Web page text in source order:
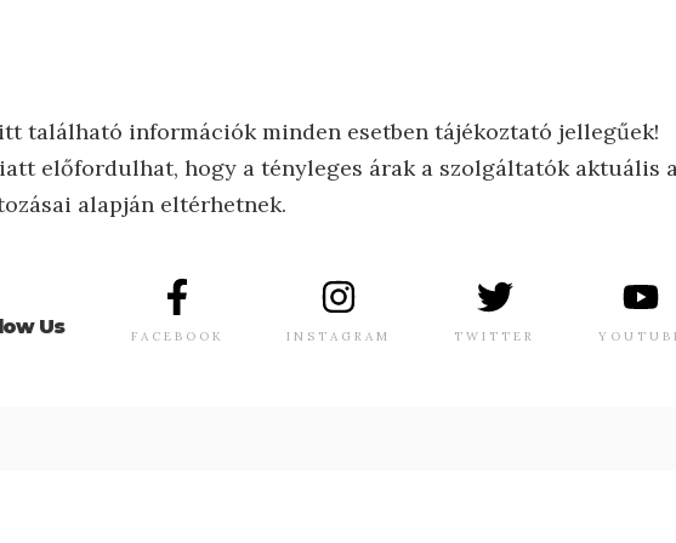
található információk minden esetben tájékoztató jellegűek!
előfordulhat, hogy a tényleges árak a szolgáltatók aktuális
alapján eltérhetnek.
Us FACEBOOK INSTAGRAM TWITTER